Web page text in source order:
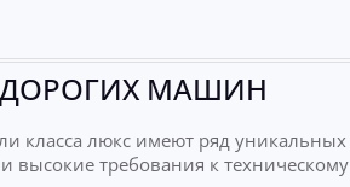
МАШИН
класса люкс имеют ряд уникальных
высокие требования к техническому